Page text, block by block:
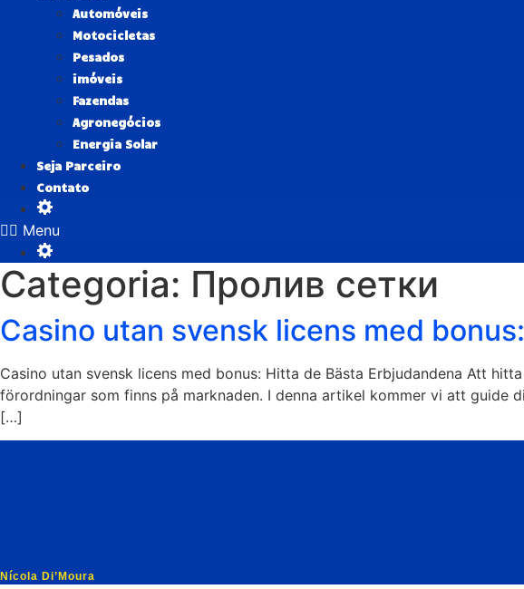
Automóveis
Motocicletas
Pesados
imóveis
Fazendas
Agronegócios
Energia Solar
Seja Parceiro
Contato
Menu
Categoria: Пролив сетки
Casino utan svensk licens med
Casino utan svensk licens med bonus: Hitta de Bästa Erbjudandena Att
förordningar som finns på marknaden. I denna artikel kommer vi att
[…]
Nícola Di’Moura